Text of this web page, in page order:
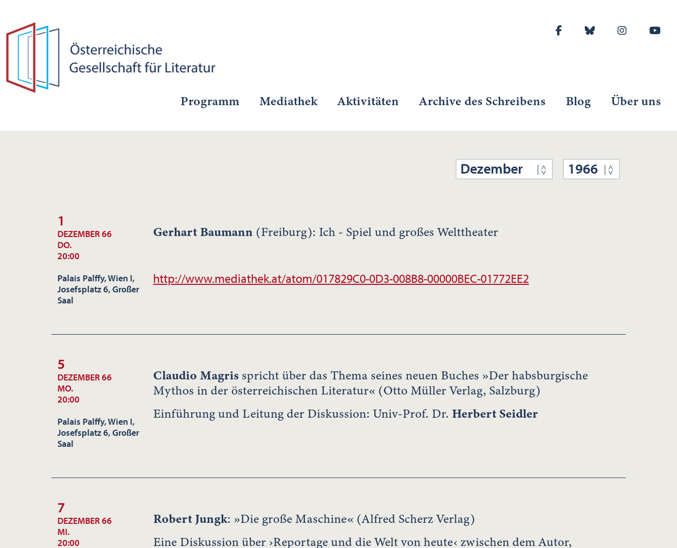
Programm Mediathek Aktivitäten Archive des Schreibens Blog Über uns
Dezember 1966
1
DEZEMBER 66
DO.
20:00
Palais Palffy, Wien I,
Josefsplatz 6, Großer
Saal
Gerhart Baumann (Freiburg): Ich - Spiel und großes Welttheater
http://www.mediathek.at/atom/017829C0-0D3-008B8-00000BEC-01772EE2
5
DEZEMBER 66
MO.
20:00
Palais Palffy, Wien I,
Josefsplatz 6, Großer
Saal
Claudio Magris spricht über das Thema seines neuen Buches »Der habsburgische
Mythos in der österreichischen Literatur« (Otto Müller Verlag, Salzburg)
Einführung und Leitung der Diskussion: Univ-Prof. Dr. Herbert Seidler
7
DEZEMBER 66
MI.
20:00
Robert Jungk: »Die große Maschine« (Alfred Scherz Verlag)
Eine Diskussion über ›Reportage und die Welt von heute‹ zwischen dem Autor,